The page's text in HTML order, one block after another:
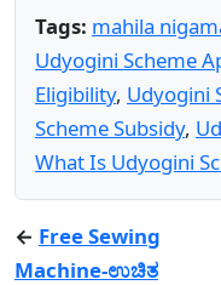
Tags: mahila
Udyogini Scheme
Eligibility, Udyogini
Scheme Subsidy,
What Is Udyogini
← Free Sewing
Machine-ಉಚಿತ